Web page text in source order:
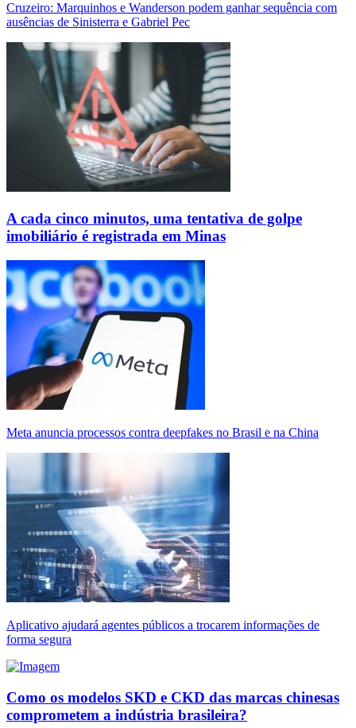
Cruzeiro: Marquinhos e Wanderson podem ganhar sequência com
ausências de Sinisterra e Gabriel Pec
A cada cinco minutos, uma tentativa de golpe
imobiliário é registrada em Minas
Meta anuncia processos contra deepfakes no Brasil e na China
Aplicativo ajudará agentes públicos a trocarem informações de
forma segura
Como os modelos SKD e CKD das marcas chinesas
comprometem a indústria brasileira?